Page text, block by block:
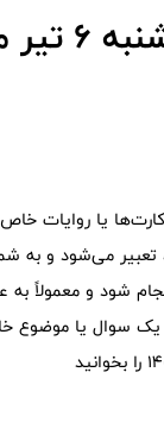
یا روایات
می‌شود و به
و معمولاً به
یک سوال یا